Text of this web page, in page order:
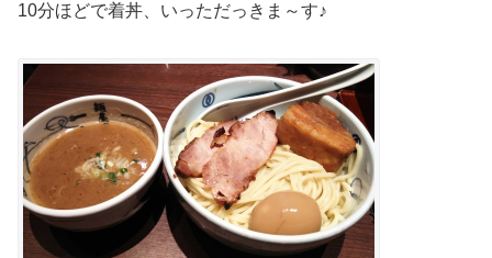
10分ほどで着丼、いっただっきま～す♪